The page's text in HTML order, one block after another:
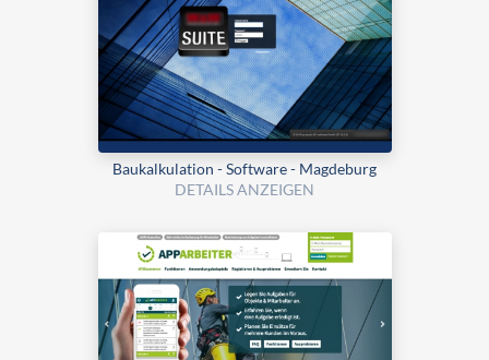
Bau­kalku­lation - Software - Magdeburg
DETAILS ANZEIGEN